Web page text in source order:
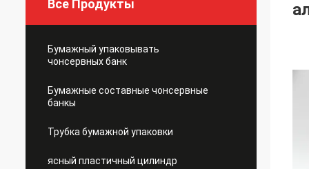
Все Продукты
Бумажный упаковывать
чонсервных банк
Бумажные составные чонсервные
банкы
Трубка бумажной упаковки
ясный пластичный цилиндр